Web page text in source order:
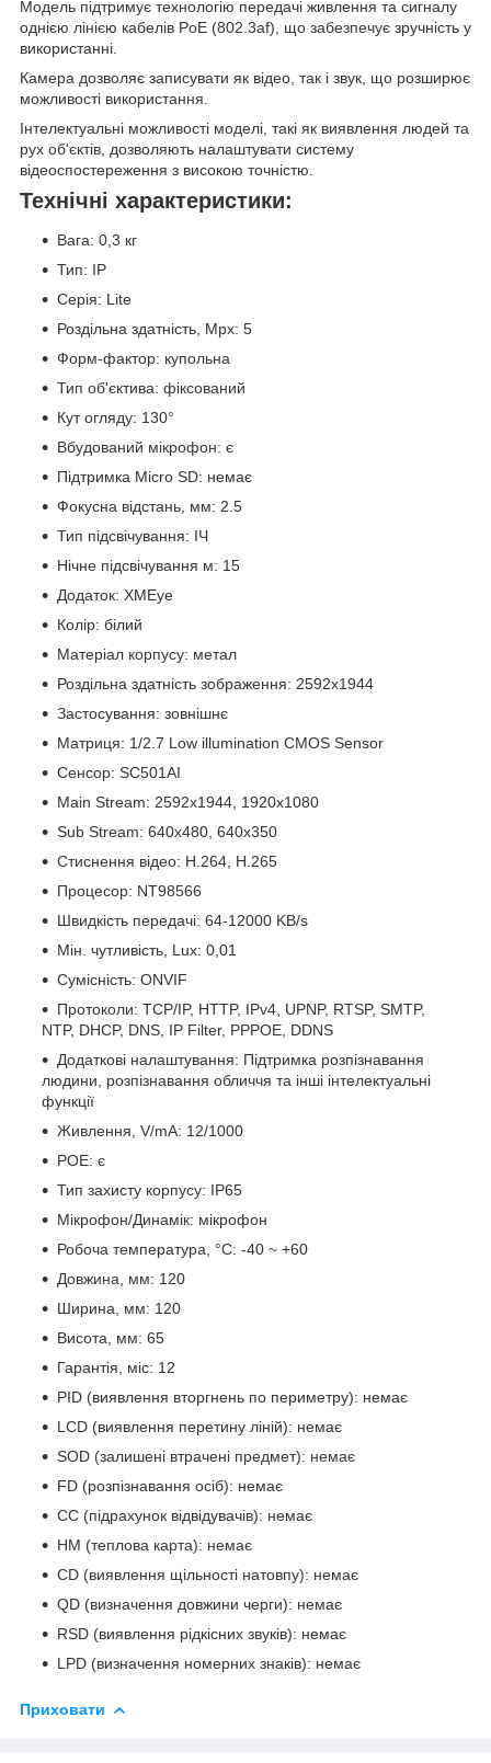
Модель підтримує технологію передачі живлення та сигналу
однією лінією кабелів PoE (802.3af), що забезпечує зручність у
використанні.
Камера дозволяє записувати як відео, так і звук, що розширює
можливості використання.
Інтелектуальні можливості моделі, такі як виявлення людей та
рух об'єктів, дозволяють налаштувати систему
відеоспостереження з високою точністю.
Технічні характеристики:
Вага: 0,3 кг
Тип: IP
Серія: Lite
Роздільна здатність, Mpx: 5
Форм-фактор: купольна
Тип об'єктива: фіксований
Кут огляду: 130°
Вбудований мікрофон: є
Підтримка Micro SD: немає
Фокусна відстань, мм: 2.5
Тип підсвічування: ІЧ
Нічне підсвічування м: 15
Додаток: XMEye
Колір: білий
Матеріал корпусу: метал
Роздільна здатність зображення: 2592x1944
Застосування: зовнішнє
Матриця: 1/2.7 Low illumination CMOS Sensor
Сенсор: SC501AI
Main Stream: 2592x1944, 1920х1080
Sub Stream: 640х480, 640х350
Стиснення відео: H.264, H.265
Процесор: NT98566
Швидкість передачі: 64-12000 KB/s
Мін. чутливість, Lux: 0,01
Сумісність: ONVIF
Протоколи: TCP/IP, HTTP, IPv4, UPNP, RTSP, SMTP,
NTP, DHCP, DNS, IP Filter, PPPOE, DDNS
Додаткові налаштування: Підтримка розпізнавання
людини, розпізнавання обличчя та інші інтелектуальні
функції
Живлення, V/mA: 12/1000
РОЕ: є
Тип захисту корпусу: IP65
Мікрофон/Динамік: мікрофон
Робоча температура, °C: -40 ~ +60
Довжина, мм: 120
Ширина, мм: 120
Висота, мм: 65
Гарантія, міс: 12
PID (виявлення вторгнень по периметру): немає
LCD (виявлення перетину ліній): немає
SOD (залишені втрачені предмет): немає
FD (розпізнавання осіб): немає
CC (підрахунок відвідувачів): немає
HM (теплова карта): немає
CD (виявлення щільності натовпу): немає
QD (визначення довжини черги): немає
RSD (виявлення рідкісних звуків): немає
LPD (визначення номерних знаків): немає
Приховати